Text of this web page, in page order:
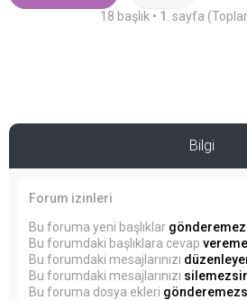
18 başlık • 1 . sayfa
Bilgi
Forum izinleri
Bu foruma yeni başlıklar
Bu forumdaki başlıklara cevap
Bu forumdaki mesajlarınızı
Bu forumdaki mesajlarınızı
Bu foruma dosya ekleri